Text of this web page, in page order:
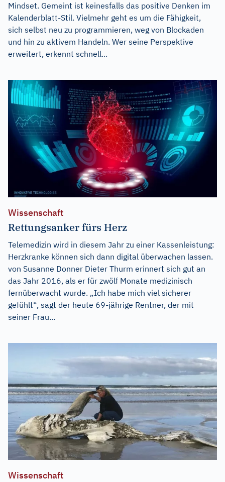
Mindset. Gemeint ist keinesfalls das positive Denken im
Kalenderblatt-Stil. Vielmehr geht es um die Fähigkeit,
sich selbst neu zu programmieren, weg von Blockaden
und hin zu aktivem Handeln. Wer seine Perspektive
erweitert, erkennt schnell...
Wissenschaft
Rettungsanker fürs Herz
Telemedizin wird in diesem Jahr zu einer Kassenleistung:
Herzkranke können sich dann digital überwachen lassen.
von Susanne Donner Dieter Thurm erinnert sich gut an
das Jahr 2016, als er für zwölf Monate medizinisch
fernüberwacht wurde. „Ich habe mich viel sicherer
gefühlt“, sagt der heute 69-jährige Rentner, der mit
seiner Frau...
Wissenschaft